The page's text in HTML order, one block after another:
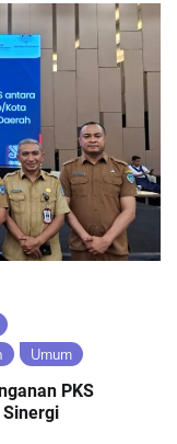
Umum
PKS